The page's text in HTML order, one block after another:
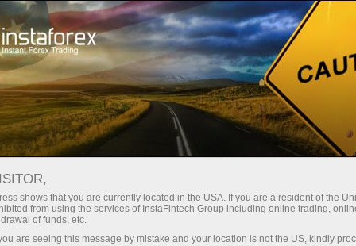
For Traders Analytical Reviews Technical analysis
29.04.2026: Forex Analysis &
Reviews: Forex forecast 29/04/2026:
shows that you are currently located in the USA. If you are a resident of the
from using the services of InstaFintech Group including online trading,
of funds, etc.
are seeing this message by mistake and your location is not the US, kindly